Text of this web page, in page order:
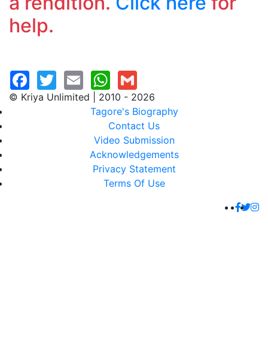
help.
© Kriya Unlimited | 2010 - 2026
Tagore's Biography
Contact Us
Video Submission
Acknowledgements
Privacy Statement
Terms Of Use